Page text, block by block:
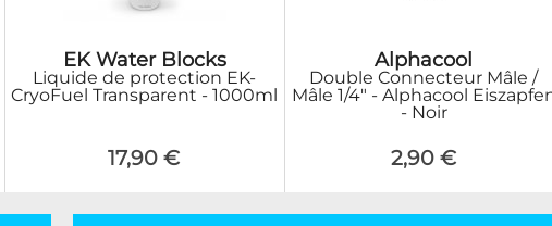
EK Water Blocks
Liquide de protection EK-
CryoFuel Transparent - 1000ml
17,90 €
Alphacool
Double Connecteur Mâle /
Mâle 1/4" - Alphacool
- Noir
2,90 €